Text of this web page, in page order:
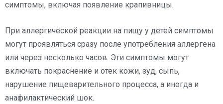
симптомы, включая появление крапивницы.
При аллергической реакции на пищу у детей симптомы
могут проявляться сразу после употребления аллергена
или через несколько часов. Эти симптомы могут
включать покраснение и отек кожи, зуд, сыпь,
нарушение пищеварительного процесса, а иногда и
анафилактический шок.